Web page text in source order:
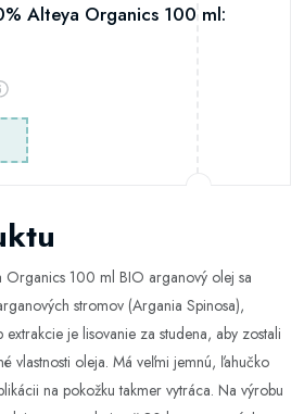
Alteya Organics 100 ml:
100 ml BIO arganový olej sa
stromov (Argania Spinosa),
je lisovanie za studena, aby zostali
vlastnosti oleja. Má veľmi jemnú, ľahučko
na pokožku takmer vytráca. Na výrobu